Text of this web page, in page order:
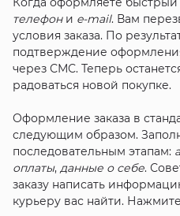
телефони e-mail. Вам
условия заказа. По
подтверждение
через СМС. Теперь
радоваться новой покупке.
Оформление заказа в
следующим образом.
последовательным этапам:
оплаты, данные о себе.
заказу написать
курьеру вас найти.